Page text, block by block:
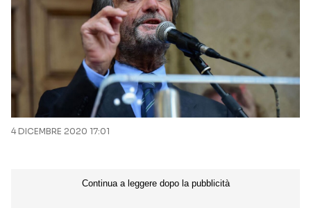
4 DICEMBRE 2020 17:01